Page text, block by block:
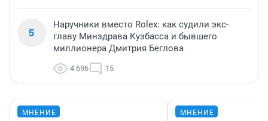
5
Наручники вместо Rolex: как судили экс-
главу Минздрава Кузбасса и бывшего
миллионера Дмитрия Беглова
4 696 15
МНЕНИЕ МНЕНИЕ